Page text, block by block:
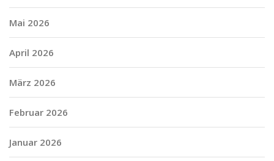
Mai 2026
April 2026
März 2026
Februar 2026
Januar 2026